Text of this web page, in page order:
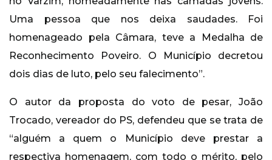
Uma pessoa que nos deixa saudades. Foi
homenageado pela Câmara, teve a Medalha de
Reconhecimento Poveiro. O Município decretou
dois dias de luto, pelo seu falecimento”.
O autor da proposta do voto de pesar, João
Trocado, vereador do PS, defendeu que se trata de
“alguém a quem o Município deve prestar a
respectiva homenagem, com todo o mérito, pelo